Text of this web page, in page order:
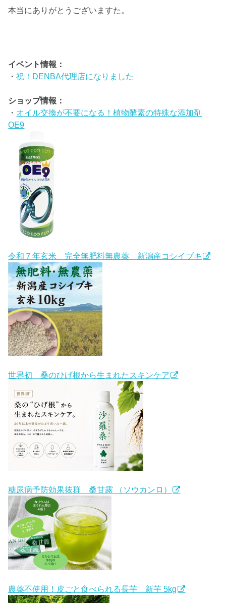
本当にありがとうございますた。
イベント情報：
・祝！DENBA代理店になりました
ショップ情報：
・ オイル交換が不要になる！植物酵素の特殊な添加剤
OE9
令和７年玄米 完全無肥料無農薬 新潟産コシイブキ
世界初 桑のひげ根から生まれたスキンケア
糖尿病予防効果抜群 桑甘露 （ソウカンロ）
農薬不使用！皮ごと食べられる長芋 新芋 5kg